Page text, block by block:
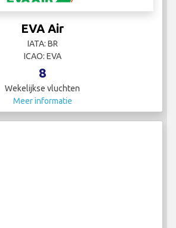
EVA Air
IATA: BR
ICAO: EVA
8
Wekelijkse vluchten
Meer informatie